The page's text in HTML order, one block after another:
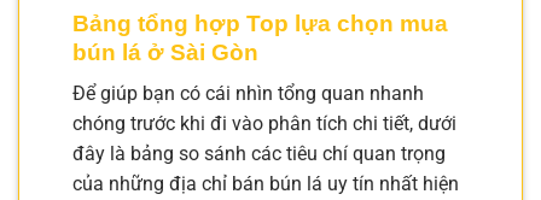
Bảng tổng hợp Top lựa chọn mua
bún lá ở Sài Gòn
Để giúp bạn có cái nhìn tổng quan nhanh
chóng trước khi đi vào phân tích chi tiết, dưới
đây là bảng so sánh các tiêu chí quan trọng
của những địa chỉ bán bún lá uy tín nhất hiện